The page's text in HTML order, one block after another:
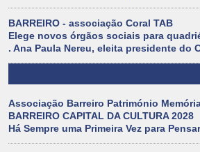
BARREIRO - associação Coral TAB
Elege novos órgãos sociais para
. Ana Paula Nereu, eleita presidente do
Associação Barreiro Património
BARREIRO CAPITAL DA CULTURA 2028
Há Sempre uma Primeira Vez para